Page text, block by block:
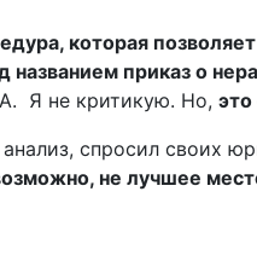
которая
приказ о
Я не критикую. Но,
спросил своих
не лучшее